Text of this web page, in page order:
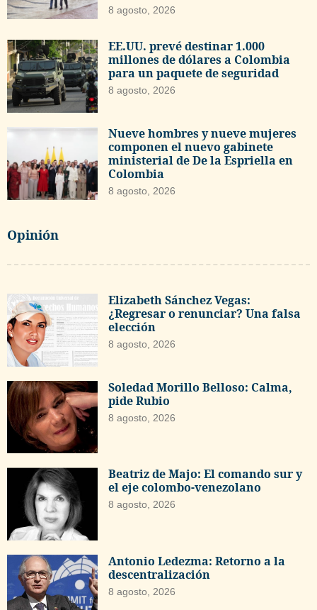
8 agosto, 2026
EE.UU. prevé destinar 1.000
millones de dólares a Colombia
para un paquete de seguridad
8 agosto, 2026
Nueve hombres y nueve mujeres
componen el nuevo gabinete
ministerial de De la Espriella en
Colombia
8 agosto, 2026
Opinión
Elizabeth Sánchez Vegas:
¿Regresar o renunciar? Una falsa
elección
8 agosto, 2026
Soledad Morillo Belloso: Calma,
pide Rubio
8 agosto, 2026
Beatriz de Majo: El comando sur y
el eje colombo-venezolano
8 agosto, 2026
Antonio Ledezma: Retorno a la
descentralización
8 agosto, 2026